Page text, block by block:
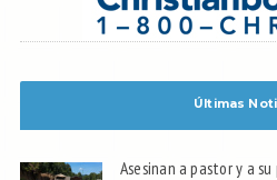
Últimas
Asesinan a pastor y a